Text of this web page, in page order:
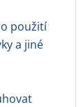
použití
a jiné